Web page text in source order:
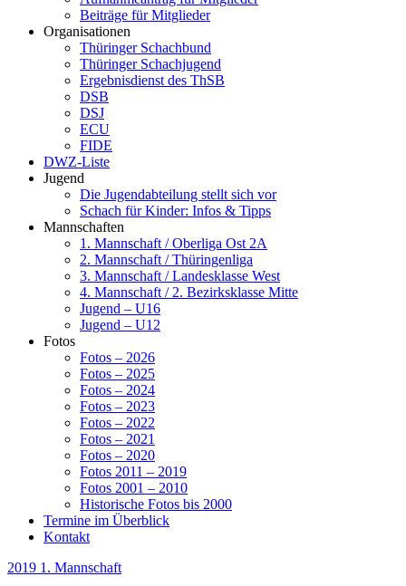
Beiträge für Mitglieder
Organisationen
Thüringer Schachbund
Thüringer Schachjugend
Ergebnisdienst des ThSB
DSB
DSJ
ECU
FIDE
DWZ-Liste
Jugend
Die Jugendabteilung stellt sich vor
Schach für Kinder: Infos & Tipps
Mannschaften
1. Mannschaft / Oberliga Ost 2A
2. Mannschaft / Thüringenliga
3. Mannschaft / Landesklasse West
4. Mannschaft / 2. Bezirksklasse Mitte
Jugend – U16
Jugend – U12
Fotos
Fotos – 2026
Fotos – 2025
Fotos – 2024
Fotos – 2023
Fotos – 2022
Fotos – 2021
Fotos – 2020
Fotos 2011 – 2019
Fotos 2001 – 2010
Historische Fotos bis 2000
Termine im Überblick
Kontakt
2019 1. Mannschaft